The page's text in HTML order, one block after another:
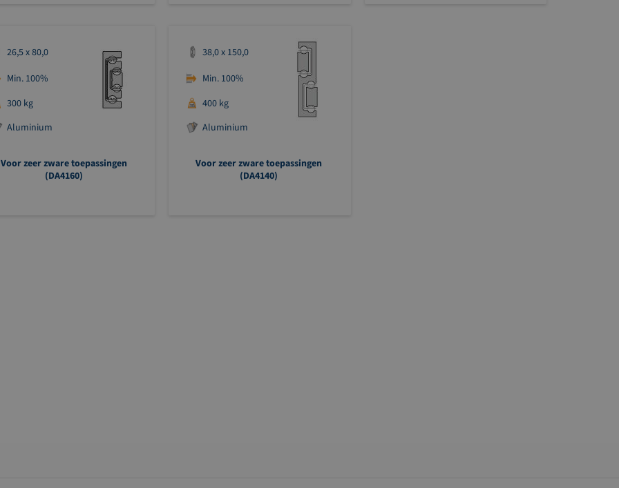
26,5 x 80,0
Min. 100%
300 kg
Aluminium
Voor zeer zware toepassingen
(DA4160)
38,0 x 150,0
Min. 100%
400 kg
Aluminium
Voor zeer zware toepassingen
(DA4140)